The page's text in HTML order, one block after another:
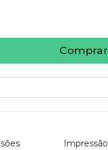
Comprar
Impressão